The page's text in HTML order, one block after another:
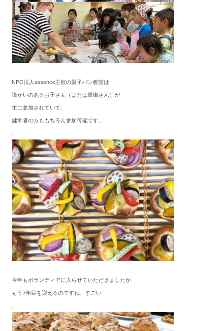
NPO法人essence主催の親子パン教室は
障がいのあるお子さん（または親御さん）が
主に参加されていて、
健常者の方ももちろん参加可能です。
今年もボランティアに入らせていただきましたが
もう7年目を迎えるのですね、すごい！